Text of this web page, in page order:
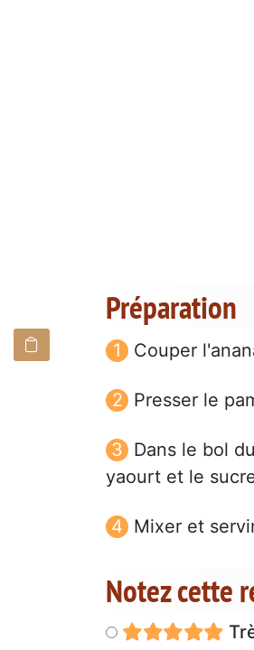
Préparation
Couper
Presser le
Dans le bol
yaourt et le
Mixer et
Notez cette